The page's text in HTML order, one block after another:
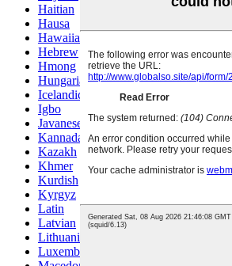
Haitian
Hausa
Hawaiian
Hebrew
Hmong
Hungarian
Icelandic
Igbo
Javanese
Kannada
Kazakh
Khmer
Kurdish
Kyrgyz
Latin
Latvian
Lithuanian
Luxembou..